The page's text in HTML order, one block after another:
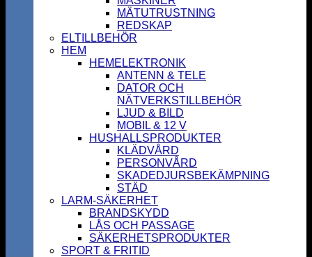
MÄTUTRUSTNING
REDSKAP
ELTILLBEHÖR
HEM
HEMELEKTRONIK
ANTENN & TELE
DATOR OCH
NÄTVERKSTILLBEHÖR
LJUD & BILD
MOBIL & 12 V
HUSHALLSPRODUKTER
KLÄDVÅRD
PERSONVÅRD
SKADEDJURSBEKÄMPNING
STÄD
LARM-SÄKERHET
BRANDSKYDD
LÅS OCH PASSAGE
SÄKERHETSPRODUKTER
SPORT & FRITID